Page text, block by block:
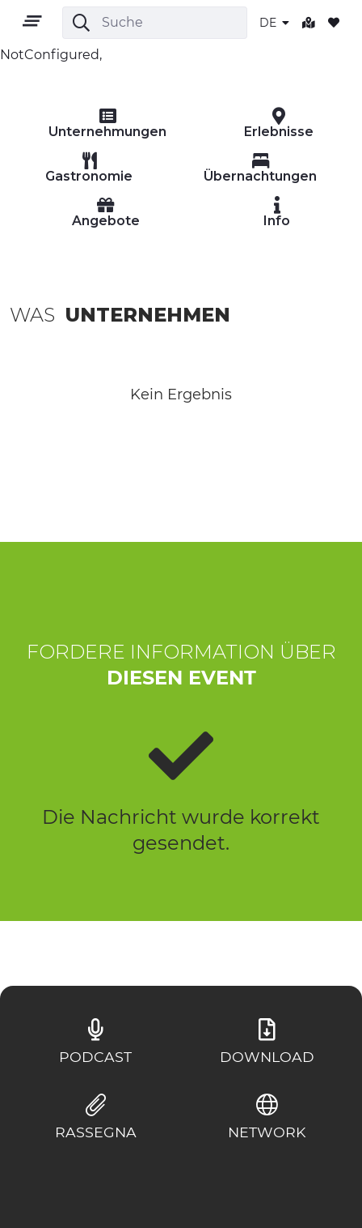
DE
GEBIET
KULTUR
NotConfigured,
Unternehmungen Erlebnisse
Gastronomie Übernachtungen
Angebote Info
WAS UNTERNEHMEN
Kein Ergebnis
FORDERE INFORMATION ÜBER
DIESEN EVENT
Die Nachricht wurde korrekt
gesendet.
PODCAST DOWNLOAD
RASSEGNA NETWORK